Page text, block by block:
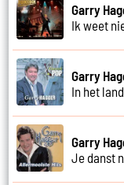
Garry
Ik weet
Garry
In het
Garry
Je danst